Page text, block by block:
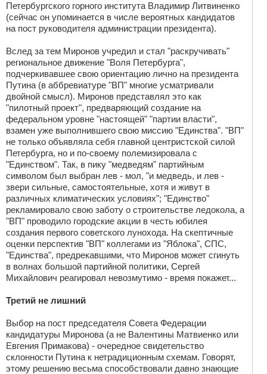
Петербургского горного института Владимир Литвиненко
(сейчас он упоминается в числе вероятных кандидатов
на пост руководителя администрации президента).
Вслед за тем Миронов учредил и стал "раскручивать"
региональное движение "Воля Петербурга",
подчеркивавшее свою ориентацию лично на президента
Путина (в аббревиатуре "ВП" многие усматривали
двойной смысл). Миронов представлял это как
"пилотный проект", предваряющий создание на
федеральном уровне "настоящей" "партии власти",
взамен уже выполнившего свою миссию "Единства". "ВП"
не только объявляла себя главной центристской силой
Петербурга, но и по-своему полемизировала с
"Единством". Так, в пику "медведям" партийным
символом был выбран лев - мол, "и медведь, и лев -
звери сильные, самостоятельные, хотя и живут в
различных климатических условиях"; "Единство"
рекламировало свою заботу о строительстве ледокола, а
"ВП" проводило городские акции в честь юбилея
создания первого советского лунохода. На скептичные
оценки перспектив "ВП" коллегами из "Яблока", СПС,
"Единства", предрекавшими, что Миронов может сгинуть
в волнах большой партийной политики, Сергей
Михайлович реагировал невозмутимо - время покажет...
Третий не лишний
Выбор на пост председателя Совета Федерации
кандидатуры Миронова (а не Валентины Матвиенко или
Евгения Примакова) - очередное свидетельство
склонности Путина к нетрадиционным схемам. Говорят,
этому решению весьма способствовали давно знающие